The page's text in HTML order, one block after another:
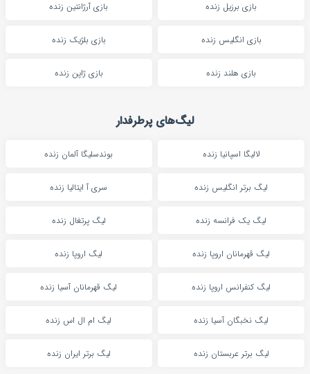
بازی برزیل زنده بازی آرژانتین زنده
بازی انگلیس زنده بازی بلژیک زنده
بازی هلند زنده بازی ژاپن زنده
لیگ‌های پرطرفدار
لالیگا اسپانیا زنده بوندسلیگا آلمان زنده
لیگ برتر انگلیس زنده سری آ ایتالیا زنده
لیگ یک فرانسه زنده لیگ پرتغال زنده
لیگ قهرمانان اروپا زنده لیگ اروپا زنده
لیگ کنفرانس اروپا زنده لیگ قهرمانان آسیا زنده
لیگ نخبگان آسیا زنده لیگ ام ال اس زنده
لیگ برتر عربستان زنده لیگ برتر ایران زنده